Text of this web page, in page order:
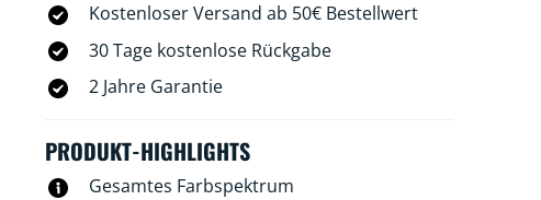
und für alles dazwischen. Außerdem kannst
Du es mit der WiZ App oder Deiner Stimme
zu 100 Prozent fernsteuern.
Kostenloser Versand ab 50€ Bestellwert
30 Tage kostenlose Rückgabe
2 Jahre Garantie
PRODUKT-HIGHLIGHTS
Gesamtes Farbspektrum